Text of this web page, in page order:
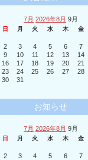
7月 2026年8月 9月
日 月 火 水 木 金
2
3 4 5 6 7
9
10 11 12 13 14
16
17 18 19 20 21
23
24 25 26 27 28
30
31
お知らせ
7月 2026年8月 9月
日 月 火 水 木 金
2
3 4 5 6 7